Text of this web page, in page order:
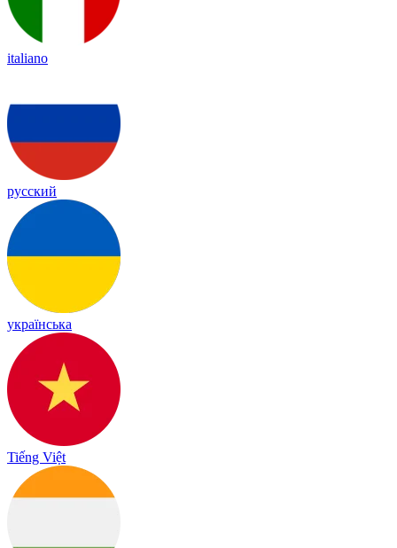
italiano
русский
українська
Tiếng Việt